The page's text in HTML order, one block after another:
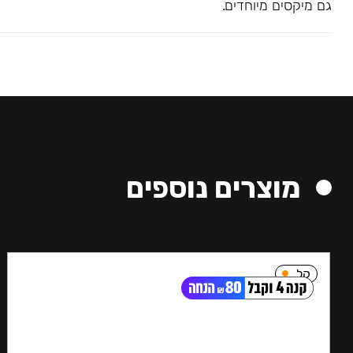
גם מיקסים מיוחדים.
מוצרים נוספים
קל